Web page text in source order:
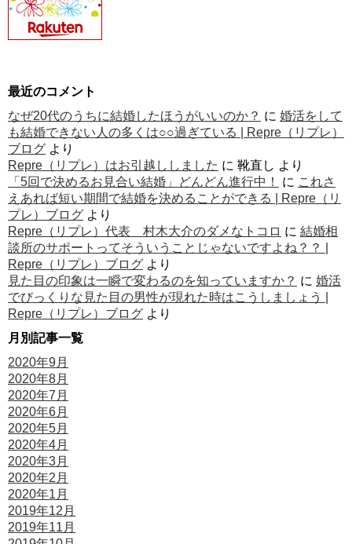
最近のコメント
なぜ20代のうちに結婚したほうがいいのか？ に 婚活をして
も結婚できない人の多くは○○過ぎている | Repre（リプレ）
ブログ より
Repre（リプレ）はお引越ししました に 靴直し より
「5回で決めるお見合い結婚」どんどん進行中！
に これさ
えあれば短い期間で結婚を決めることができる | Repre（リ
プレ）ブログ より
Repre（リプレ）代表 村木大介のダメなトコロ に 結婚相
談所のサポートってそういうことじゃないですよね？？ |
Repre（リプレ）ブログ より
見た目の印象は一瞬で変わるのを知っていますか？ に 婚活
でびっくりな見た目の男性が現れた時はこうしましょう |
Repre（リプレ）ブログ より
月別記事一覧
2020年9月
2020年8月
2020年7月
2020年6月
2020年5月
2020年4月
2020年3月
2020年2月
2020年1月
2019年12月
2019年11月